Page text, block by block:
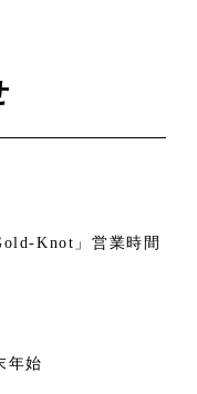
Knot」営業時間
年始